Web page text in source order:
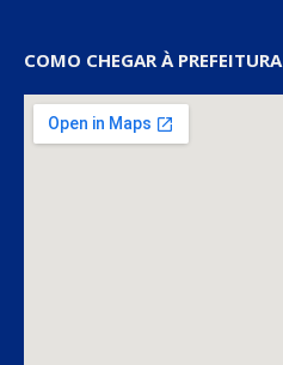
COMO CHEGAR À PREFEITURA